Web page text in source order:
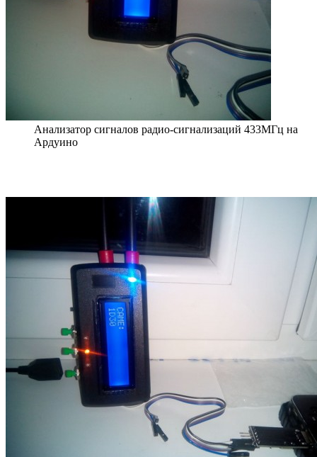
Анализатор сигналов радио-сигнализаций 433МГц на
Ардуино